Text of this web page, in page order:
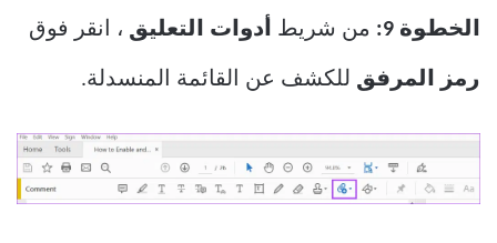
الخطوة 9: من شريط أدوات التعليق ، انقر فوق
رمز المرفق للكشف عن القائمة المنسدلة.